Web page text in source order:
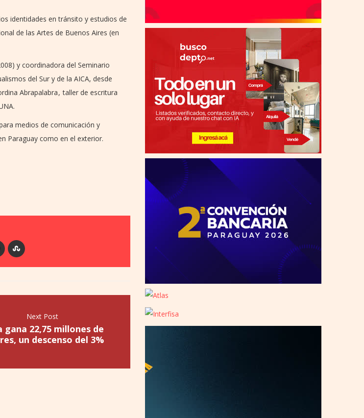
identidades en tránsito y estudios de
de las Artes de Buenos Aires (en
y coordinadora del Seminario
del Sur y de la AICA, desde
Abrapalabra , taller de escritura
medios de comunicación y
Paraguay como en el exterior.
Next Post
gana 22,75 millones de
un descenso del 3%